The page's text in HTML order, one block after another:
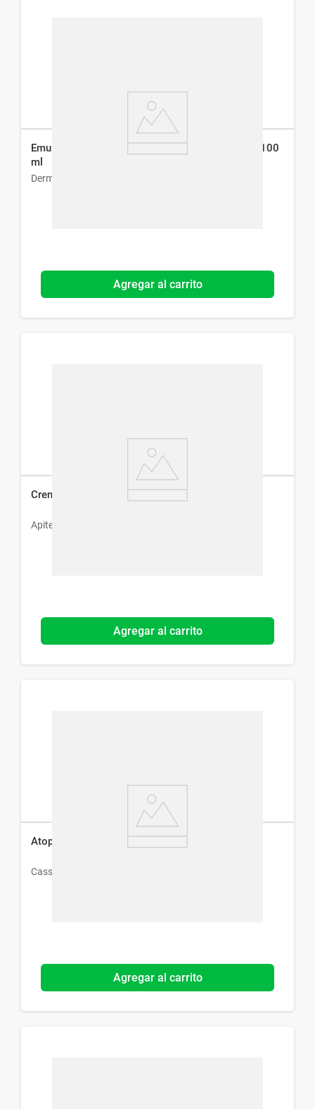
Emulsión Hidratante Dermur-Ea para Piel Seca x 100
ml
Dermur
Agregar al carrito
Crema Protectora Gersitol x 50 g
Apiter
Agregar al carrito
Atopix Espuma De Limpieza x 130 ml
Cassara
Agregar al carrito